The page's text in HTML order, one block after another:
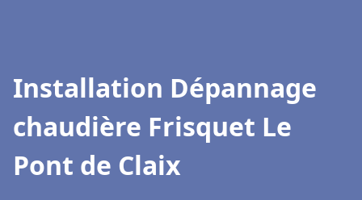
Installation Dépannage
chaudière Frisquet Le
Pont de Claix